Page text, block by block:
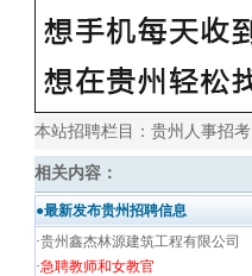
本站招聘栏目： 贵州人事招考
相关内容：
●最新发布贵州招聘信息
·贵州鑫杰林源建筑工程有限公司
·急聘教师和女教官